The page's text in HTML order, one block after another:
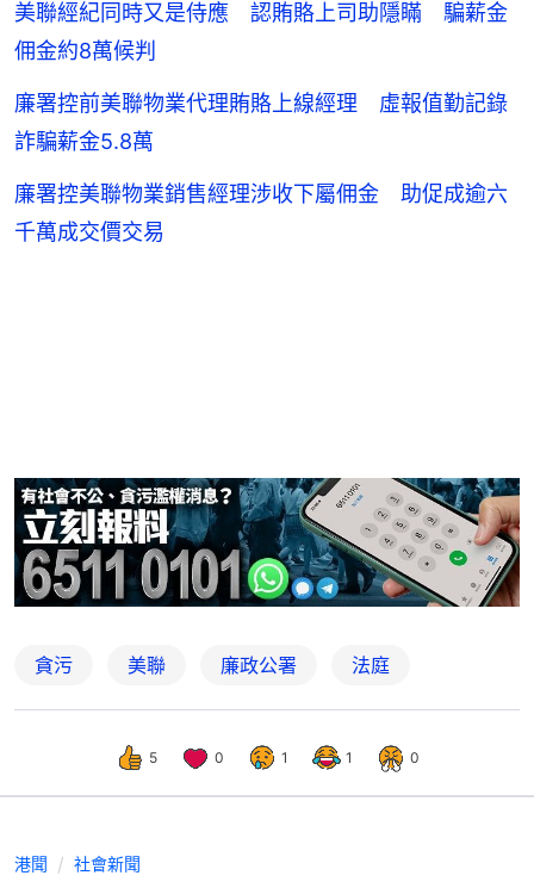
美聯經紀同時又是侍應 認賄賂上司助隱瞞 騙薪金
佣金約8萬候判
廉署控前美聯物業代理賄賂上線經理 虛報值勤記錄
詐騙薪金5.8萬
廉署控美聯物業銷售經理涉收下屬佣金 助促成逾六
千萬成交價交易
貪污 美聯 廉政公署 法庭
5 0 1 1 0
港聞 社會新聞